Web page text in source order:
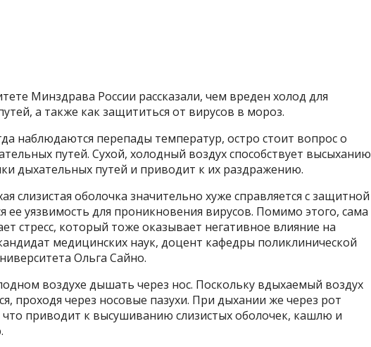
Минздрава России рассказали, чем вреден холод для
а также как защититься от вирусов в мороз.
наблюдаются перепады температур, остро стоит вопрос о
путей. Сухой, холодный воздух способствует высыханию
дыхательных путей и приводит к их раздражению.
слизистая оболочка значительно хуже справляется с защитной
ее уязвимость для проникновения вирусов. Помимо этого, сама
стресс, который тоже оказывает негативное влияние на
медицинских наук, доцент кафедры поликлинической
Ольга Сайно.
воздухе дышать через нос. Поскольку вдыхаемый воздух
проходя через носовые пазухи. При дыхании же через рот
что приводит к высушиванию слизистых оболочек, кашлю и